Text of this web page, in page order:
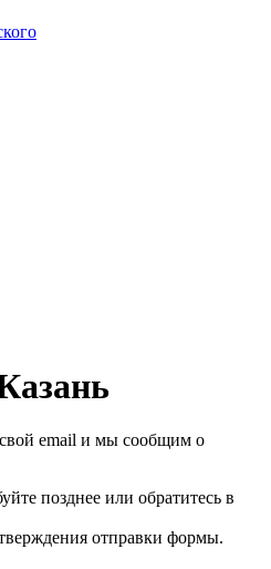
email и мы сообщим о
позднее или обратитесь в
отправки формы.